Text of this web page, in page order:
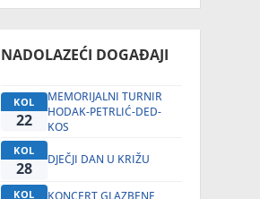
NADOLAZEĆI DOGAĐAJI
KOL
22
MEMORIJALNI TURNIR
HODAK-PETRLIĆ-DED-
KOS
KOL
28 DJEČJI DAN U KRIŽU
KOL
KONCERT GLAZBENE